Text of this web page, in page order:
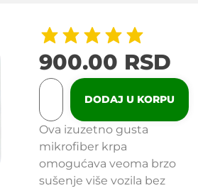
900.00 RSD
DODAJ U KORPU
Ova izuzetno gusta
mikrofiber krpa
omogućava veoma brzo
sušenje više vozila bez